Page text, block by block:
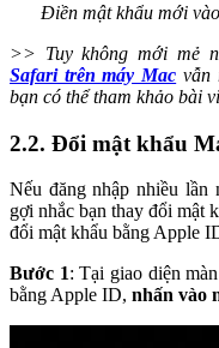
Điền mật khẩu mới
>> Tuy không mới mẻ
Safari trên máy Mac vẫn
bạn có thể tham khảo bài
2.2. Đổi mật khẩu
Nếu đăng nhập nhiều lần
gợi nhắc bạn thay đổi mật
đổi mật khẩu bằng Apple
Bước 1: Tại giao diện
bằng Apple ID, nhấn vào